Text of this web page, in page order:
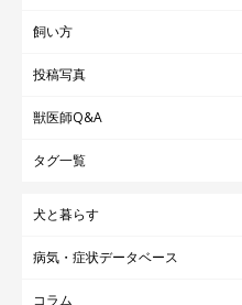
飼い方
投稿写真
獣医師Q&A
タグ一覧
犬と暮らす
病気・症状データベース
コラム